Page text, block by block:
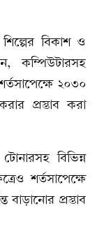
বিকাশ ও
কম্পিউটারসহ
২০৩০
প্রস্তাব করা
বিভিন্ন
শর্তসাপেক্ষে
প্রস্তাব